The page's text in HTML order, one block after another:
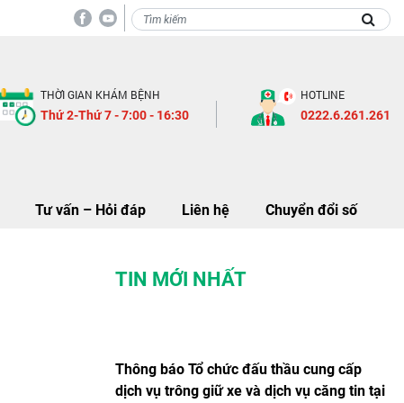
Thông báo khảo sát và
THỜI GIAN KHÁM BỆNH
Thứ 2-Thứ 7 - 7:00 - 16:30
HOTLINE
0222.6.261.261
Tư vấn – Hỏi đáp Liên hệ Chuyển đổi số
TIN MỚI NHẤT
Thông báo Tổ chức đấu thầu cung cấp
dịch vụ trông giữ xe và dịch vụ căng tin tại